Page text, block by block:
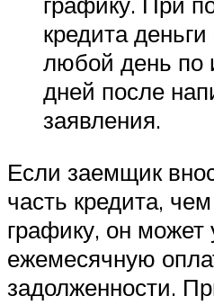
кредита
любой день по
дней после
заявления.
Если заемщик
часть кредита,
графику, он
ежемесячную
задолженности.